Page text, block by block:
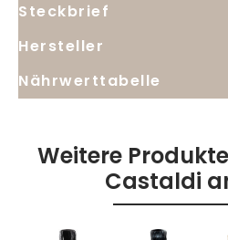
Steckbrief
Hersteller
Nährwerttabelle
Weitere
Castaldi